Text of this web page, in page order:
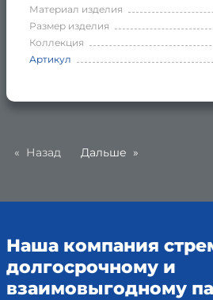
Материал изделия
Размер изделия
Коллекция
Артикул
Назад Дальше
Наша компания
долгосрочному и
взаимовыгодному